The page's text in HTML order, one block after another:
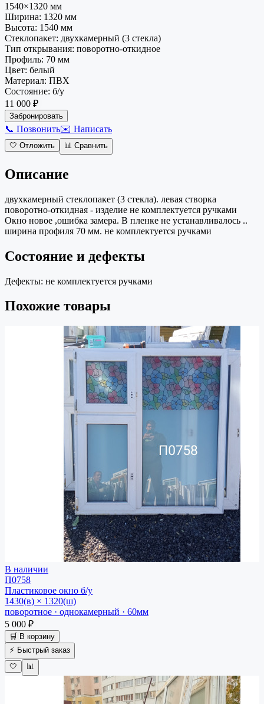
1540×1320 мм
Ширина: 1320 мм
Высота: 1540 мм
Стеклопакет: двухкамерный (3 стекла)
Тип открывания: поворотно-откидное
Профиль: 70 мм
Цвет: белый
Материал: ПВХ
Состояние: б/у
11 000 ₽
Забронировать
📞 Позвонить✉️ Написать
🤍 Отложить 📊 Сравнить
Описание
двухкамерный стеклопакет (3 стекла). левая створка
поворотно-откидная - изделие не комплектуется ручками
Окно новое ,ошибка замера. В пленке не устанавливалось ..
ширина профиля 70 мм. не комплектуется ручками
Состояние и дефекты
Дефекты: не комплектуется ручками
Похожие товары
В наличии
П0758
Пластиковое окно б/у
1430(в) × 1320(ш)
поворотное · однокамерный · 60мм
5 000 ₽
🛒 В корзину
⚡ Быстрый заказ
🤍
📊